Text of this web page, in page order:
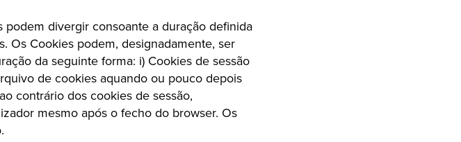
divergir consoante a duração definida
Os Cookies podem, designadamente, ser
da seguinte forma: i) Cookies de sessão
de cookies aquando ou pouco depois
contrário dos cookies de sessão,
mesmo após o fecho do browser. Os